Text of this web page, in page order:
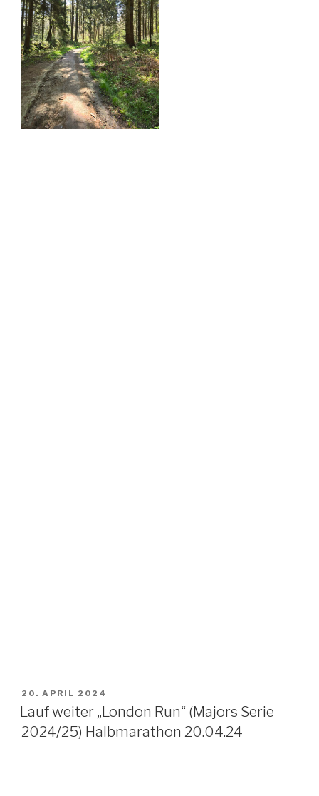
VERÖFFENTLICHT
AM
20. APRIL 2024
Lauf weiter „London Run“ (Majors Serie
2024/25) Halbmarathon 20.04.24